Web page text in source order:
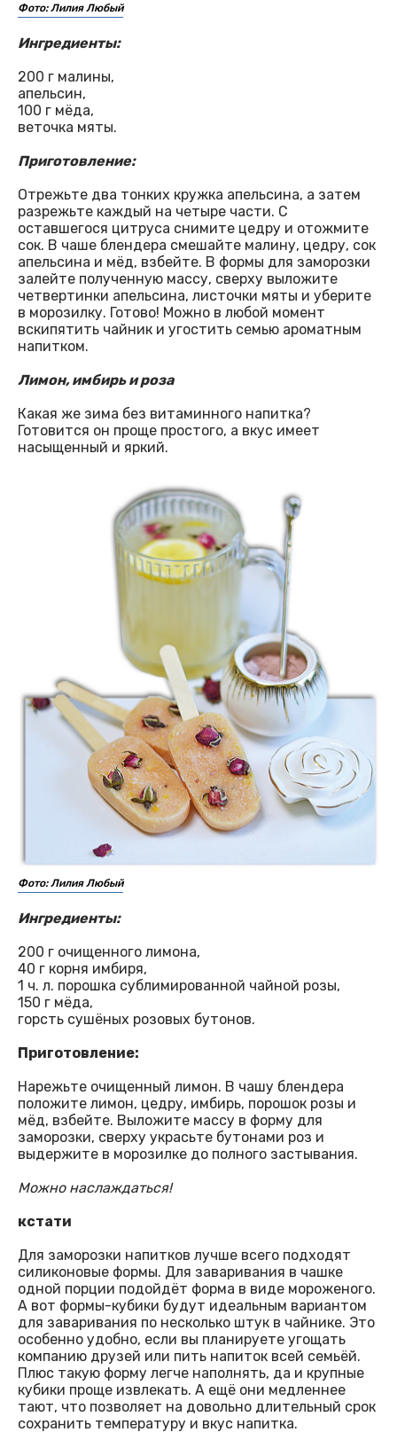
Фото: Лилия Любый
Ингредиенты:
200 г малины,
апельсин,
100 г мёда,
веточка мяты.
Приготовление:
Отрежьте два тонких кружка апельсина, а затем
разрежьте каждый на четыре части. С
оставшегося цитруса снимите цедру и отожмите
сок. В чаше блендера смешайте малину, цедру, сок
апельсина и мёд, взбейте. В формы для заморозки
залейте полученную массу, сверху выложите
четвертинки апельсина, листочки мяты и уберите
в морозилку. Готово! Можно в любой момент
вскипятить чайник и угостить семью ароматным
напитком.
Лимон, имбирь и роза
Какая же зима без витаминного напитка?
Готовится он проще простого, а вкус имеет
насыщенный и яркий.
Фото: Лилия Любый
Ингредиенты:
200 г очищенного лимона,
40 г корня имбиря,
1 ч. л. порошка сублимированной чайной розы,
150 г мёда,
горсть сушёных розовых бутонов.
Приготовление:
Нарежьте очищенный лимон. В чашу блендера
положите лимон, цедру, имбирь, порошок розы и
мёд, взбейте. Выложите массу в форму для
заморозки, сверху украсьте бутонами роз и
выдержите в морозилке до полного застывания.
Можно наслаждаться!
кстати
Для заморозки напитков лучше всего подходят
силиконовые формы. Для заваривания в чашке
одной порции подойдёт форма в виде мороженого.
А вот формы-кубики будут идеальным вариантом
для заваривания по несколько штук в чайнике. Это
особенно удобно, если вы планируете угощать
компанию друзей или пить напиток всей семьёй.
Плюс такую форму легче наполнять, да и крупные
кубики проще извлекать. А ещё они медленнее
тают, что позволяет на довольно длительный срок
сохранить температуру и вкус напитка.